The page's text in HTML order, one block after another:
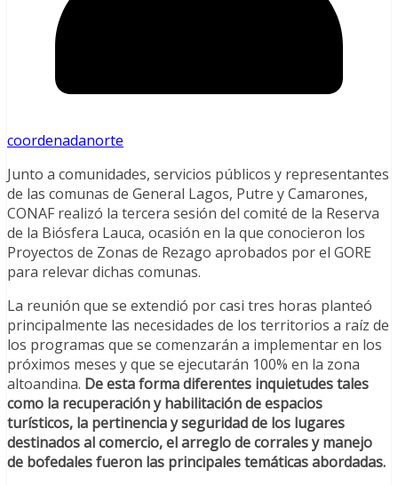
coordenadanorte
Junto a comunidades, servicios públicos y representantes
de las comunas de General Lagos, Putre y Camarones,
CONAF realizó la tercera sesión del comité de la Reserva
de la Biósfera Lauca, ocasión en la que conocieron los
Proyectos de Zonas de Rezago aprobados por el GORE
para relevar dichas comunas.
La reunión que se extendió por casi tres horas planteó
principalmente las necesidades de los territorios a raíz de
los programas que se comenzarán a implementar en los
próximos meses y que se ejecutarán 100% en la zona
altoandina. De esta forma diferentes inquietudes tales
como la recuperación y habilitación de espacios
turísticos, la pertinencia y seguridad de los lugares
destinados al comercio, el arreglo de corrales y manejo
de bofedales fueron las principales temáticas abordadas.